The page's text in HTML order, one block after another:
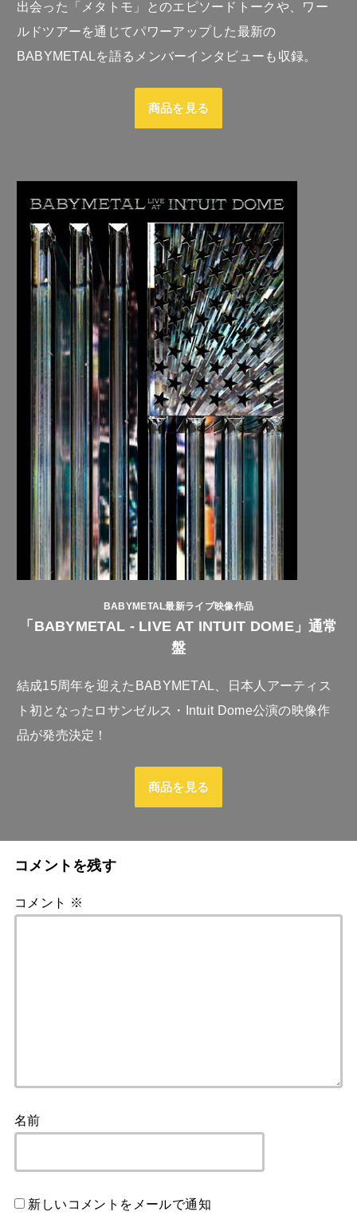
出会った「メタトモ」とのエピソードトークや、ワー
ルドツアーを通じてパワーアップした最新の
BABYMETALを語るメンバーインタビューも収録。
商品を見る
BABYMETAL最新ライブ映像作品
「BABYMETAL - LIVE AT INTUIT DOME」通常
盤
結成15周年を迎えたBABYMETAL、日本人アーティス
ト初となったロサンゼルス・Intuit Dome公演の映像作
品が発売決定！
商品を見る
コメントを残す
コメント ※
名前
新しいコメントをメールで通知